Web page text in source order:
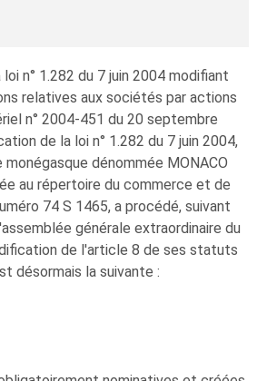
n° 1.282 du 7 juin 2004 modifiant
relatives aux sociétés par actions
n° 2004-451 du 20 septembre
de la loi n° 1.282 du 7 juin 2004,
dénommée MONACO
au répertoire du commerce et de
74 S 1465, a procédé, suivant
générale extraordinaire du
de l'article 8 de ses statuts
désormais la suivante :